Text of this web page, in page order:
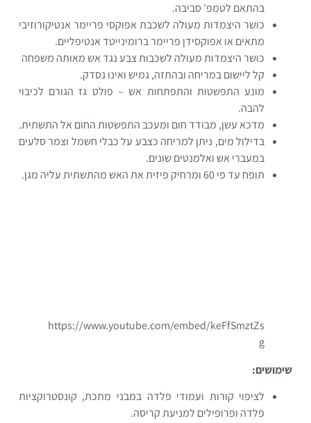
בהתאם לטמפ' סביבה.
כושר היצמדות מעולה לשכבת אפוקסי פריימר אנטיקורוזיבי
מתאים או אפוקסידן פריימר ברומינייטד אנטיפליים.
כושר היצמדות מעולה לשכבות צבע נגד אש מאותה משפחה
קל ליישום במריחה ובהתזה, גמיש ואינו נסדק.
מונע התפשטות והתפתחות אש – פולט גז הגורם לכיבוי
להבה.
מדכא עשן, מבודד חום ומעכב התפשטות החום אל התשתית.
בדילול מים, ניתן למריחה כצבע על כבלי חשמל וצמר סלעים
במעברי אש ואלמנטים שונים.
תופח עד פי 60 ומרחיק פיזית את האש מהתשתית עליה מגן.
https://www.youtube.com/embed/keFfSmztZs
g
שימושים:
לציפוי קורות ועמודי פלדה במבני מתכת, קונסטרוקציות
פלדה ופרופילים למניעת קריסה.